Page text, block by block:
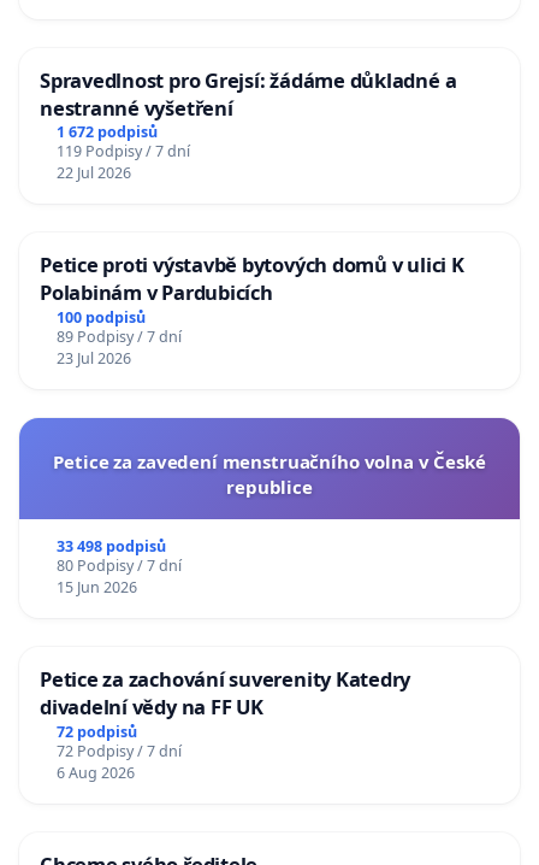
Spravedlnost pro Grejsí: žádáme důkladné a
nestranné vyšetření
1 672 podpisů
119 Podpisy / 7 dní
22 Jul 2026
Petice proti výstavbě bytových domů v ulici K
Polabinám v Pardubicích
100 podpisů
89 Podpisy / 7 dní
23 Jul 2026
Petice za zavedení menstruačního volna v České
republice
33 498 podpisů
80 Podpisy / 7 dní
15 Jun 2026
Petice za zachování suverenity Katedry
divadelní vědy na FF UK
72 podpisů
72 Podpisy / 7 dní
6 Aug 2026